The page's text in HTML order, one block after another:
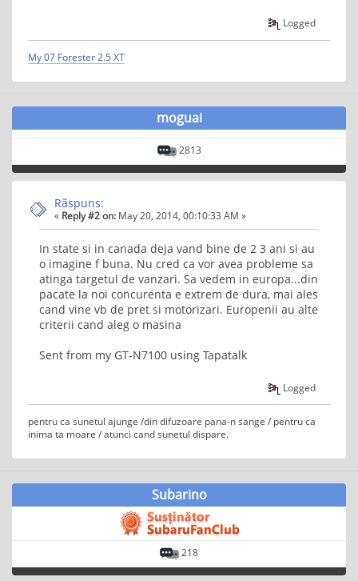
Logged
My 07 Forester 2.5 XT
moguai
2813
Rãspuns:
« Reply #2 on: May 20, 2014, 00:10:33 AM »
In state si in canada deja vand bine de 2 3 ani si au
o imagine f buna. Nu cred ca vor avea probleme sa
atinga targetul de vanzari. Sa vedem in europa...din
pacate la noi concurenta e extrem de dura, mai ales
cand vine vb de pret si motorizari. Europenii au alte
criterii cand aleg o masina
Sent from my GT-N7100 using Tapatalk
Logged
pentru ca sunetul ajunge /din difuzoare pana-n sange / pentru ca
inima ta moare / atunci cand sunetul dispare.
Subarino
218